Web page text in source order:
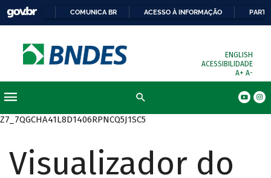
COMUNICA BR ACESSO À INFORMAÇÃO
ENGLISH
ACESSIBILIDADE
A+ A-
Z7_7QGCHA41L8D1406RPNCQ5J1SC5
Visualizador do